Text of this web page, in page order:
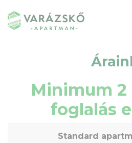
Minimum 2
foglalás
Standard